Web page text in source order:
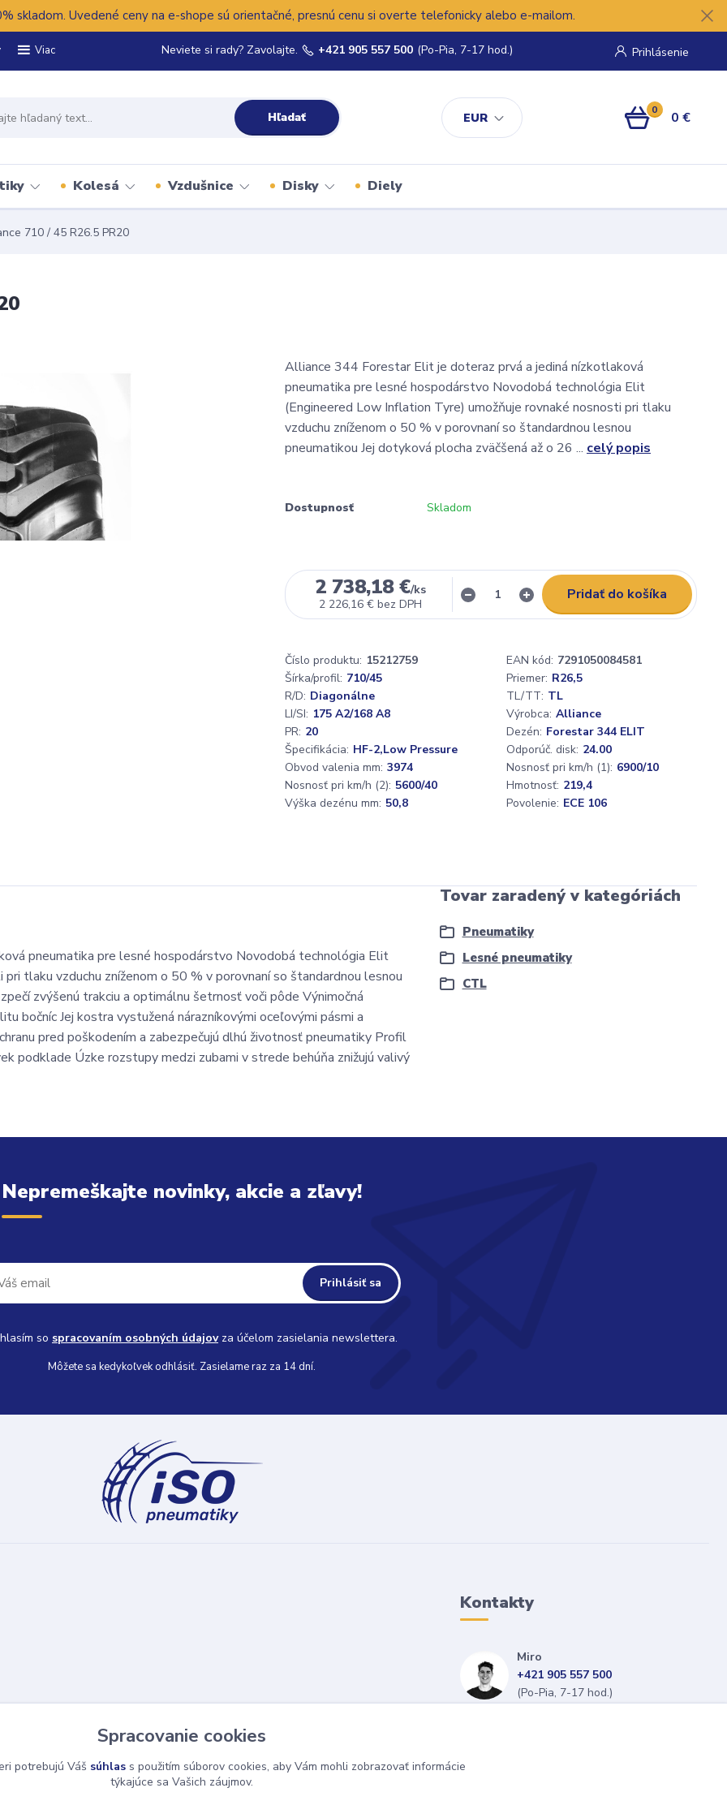
skladom. Uvedené ceny na e-shope sú orientačné, presnú cenu si overte telefonicky alebo e-mailom.
Viac
EUR
Prihlásenie
Hľadať
Neviete si rady? Zavolajte. +421 905 557 500 (Po-Pia, 7-17 hod.)
0 0 €
Kolesá Vzdušnice Disky Diely
710 / 45 R26.5 PR20
Alliance 344 Forestar Elit je doteraz prvá a jediná nízkotlaková
pneumatika pre lesné hospodárstvo Novodobá technológia Elit
(Engineered Low Inflation Tyre) umožňuje rovnaké nosnosti pri tlaku
vzduchu zníženom o 50 % v porovnaní so štandardnou lesnou
pneumatikou Jej dotyková plocha zväčšená až o 26 ... celý popis
Dostupnosť Skladom
2 738,18 €/ks
2 226,16 € bez DPH
Pridať do košíka
Číslo produktu: 15212759 EAN kód: 7291050084581
Šírka/profil: 710/45 Priemer: R26,5
R/D: Diagonálne TL/TT: TL
LI/SI: 175 A2/168 A8 Výrobca: Alliance
PR: 20 Dezén: Forestar 344 ELIT
Špecifikácia: HF-2,Low Pressure Odporúč. disk: 24.00
Obvod valenia mm: 3974 Nosnosť pri km/h (1): 6900/10
Nosnosť pri km/h (2): 5600/40 Hmotnosť: 219,4
Výška dezénu mm: 50,8 Povolenie: ECE 106
pneumatika pre lesné hospodárstvo Novodobá technológia Elit
tlaku vzduchu zníženom o 50 % v porovnaní so štandardnou lesnou
zvýšenú trakciu a optimálnu šetrnosť voči pôde Výnimočná
bočníc Jej kostra vystužená nárazníkovými oceľovými pásmi a
pred poškodením a zabezpečujú dlhú životnosť pneumatiky Profil
podklade Úzke rozstupy medzi zubami v strede behúňa znižujú valivý
Tovar zaradený v kategóriách
Pneumatiky
Lesné pneumatiky
CTL
Nepremeškajte novinky, akcie a zľavy!
Prihlásiť sa
so spracovaním osobných údajovza účelom zasielania newslettera.
Môžete sa kedykoľvek odhlásiť. Zasielame raz za 14 dní.
Kontakty
Miro
+421 905 557 500
(Po-Pia, 7-17 hod.)
Spracovanie cookies
potrebujú Váš súhlas s použitím súborov cookies, aby Vám mohli zobrazovať informácie
týkajúce sa Vašich záujmov.